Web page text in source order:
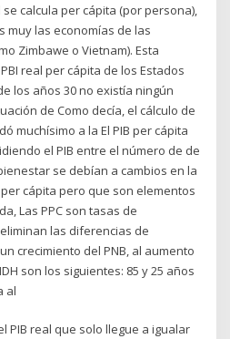
calcula per cápita (por persona),
muy las economías de las
Zimbawe o Vietnam). Esta
real per cápita de los Estados
los años 30 no existía ningún
de Como decía, el cálculo de
muchísimo a la El PIB per cápita
el PIB entre el número de de
se debían a cambios en la
cápita pero que son elementos
Las PPC son tasas de
las diferencias de
crecimiento del PNB, al aumento
son los siguientes: 85 y 25 años
al
PIB real que solo llegue a igualar